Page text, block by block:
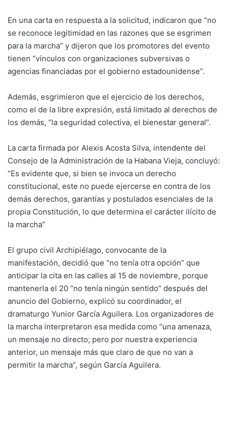
En una carta en respuesta a la solicitud, indicaron que “no
se reconoce legitimidad en las razones que se esgrimen
para la marcha” y dijeron que los promotores del evento
tienen “vínculos con organizaciones subversivas o
agencias financiadas por el gobierno estadounidense”.
Además, esgrimieron que el ejercicio de los derechos,
como el de la libre expresión, está limitado al derechos de
los demás, “la seguridad colectiva, el bienestar general”.
La carta firmada por Alexis Acosta Silva, intendente del
Consejo de la Administración de la Habana Vieja, concluyó:
“Es evidente que, si bien se invoca un derecho
constitucional, este no puede ejercerse en contra de los
demás derechos, garantías y postulados esenciales de la
propia Constitución, lo que determina el carácter ilícito de
la marcha”
El grupo civil Archipiélago, convocante de la
manifestación, decidió que “no tenía otra opción” que
anticipar la cita en las calles al 15 de noviembre, porque
mantenerla el 20 “no tenía ningún sentido” después del
anuncio del Gobierno, explicó su coordinador, el
dramaturgo Yunior García Aguilera. Los organizadores de
la marcha interpretaron esa medida como “una amenaza,
un mensaje no directo; pero por nuestra experiencia
anterior, un mensaje más que claro de que no van a
permitir la marcha”, según García Aguilera.